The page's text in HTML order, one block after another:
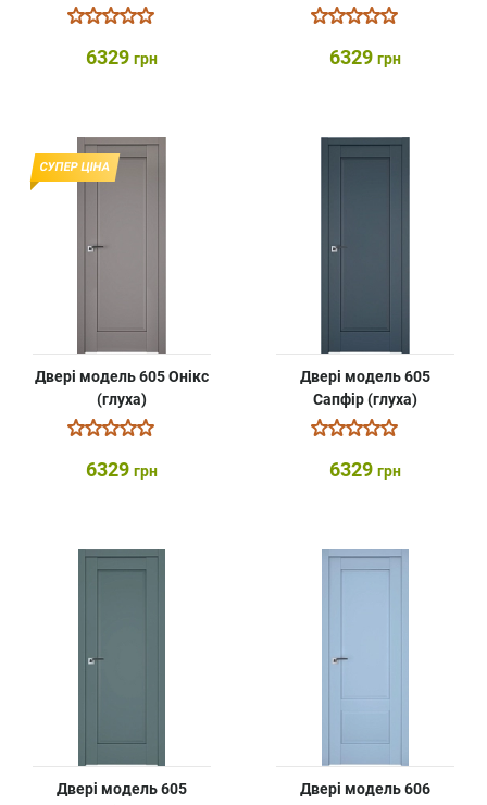
6329 грн 6329 грн
СУПЕР ЦІНА
Двері модель 605 Онікс
(глуха)
6329 грн
Двері модель 605
Сапфір (глуха)
6329 грн
Двері модель 605
Двері модель 606